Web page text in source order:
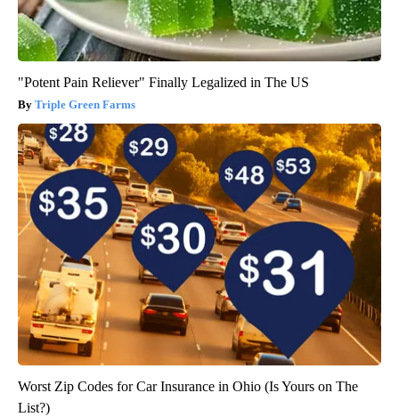
"Potent Pain Reliever" Finally Legalized in The US
Triple Green Farms
Worst Zip Codes for Car Insurance in Ohio (Is Yours on The
List?)